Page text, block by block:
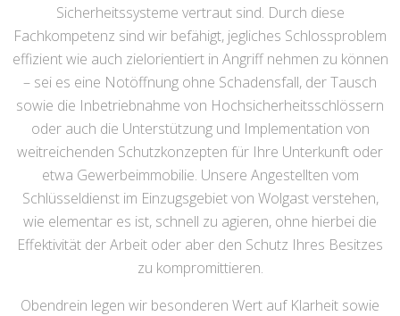
Sicherheitssysteme vertraut sind. Durch diese
Fachkompetenz sind wir befähigt, jegliches Schlossproblem
effizient wie auch zielorientiert in Angriff nehmen zu können
– sei es eine Notöffnung ohne Schadensfall, der Tausch
sowie die Inbetriebnahme von Hochsicherheitsschlössern
oder auch die Unterstützung und Implementation von
weitreichenden Schutzkonzepten für Ihre Unterkunft oder
etwa Gewerbeimmobilie. Unsere Angestellten vom
Schlüsseldienst im Einzugsgebiet von Wolgast verstehen,
wie elementar es ist, schnell zu agieren, ohne hierbei die
Effektivität der Arbeit oder aber den Schutz Ihres Besitzes
zu kompromittieren.
Obendrein legen wir besonderen Wert auf Klarheit sowie